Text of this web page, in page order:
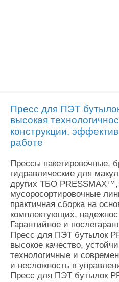
Пресс для ПЭТ
высокая
конструкции,
работе
Прессы пакетировочные,
гидравлические для
других ТБО PRESSMAX™,
мусоросортировочные
практичная сборка на
комплектующих,
Гарантийное и
Пресс для ПЭТ бутылок
высокое качество,
технологичные и
и несложность в
Пресс для ПЭТ бутылок